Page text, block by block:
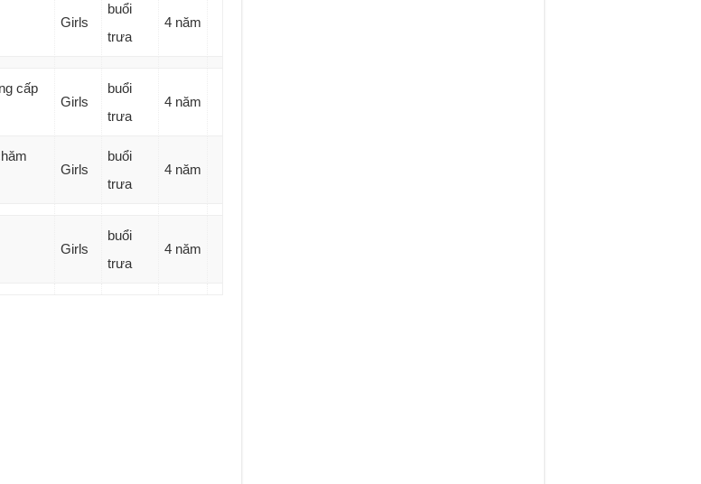
Girls
buổi
trưa
4 năm
cấp
Girls
buổi
trưa
4 năm
Girls
buổi
trưa
4 năm
Girls
buổi
trưa
4 năm